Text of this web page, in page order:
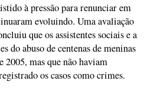
à pressão para renunciar em
evoluindo. Uma avaliação
que os assistentes sociais e a
do abuso de centenas de meninas
2005, mas que não haviam
os casos como crimes.